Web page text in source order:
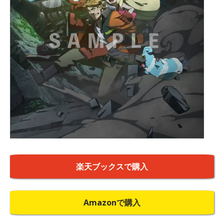
楽天ブックスで購入
Amazonで購入